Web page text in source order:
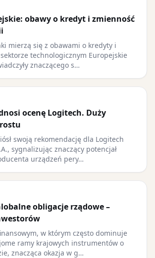
obawy o kredyt i zmienność
mierzą się z obawami o kredyty i
technologicznym Europejskie
znaczącego s…
ocenę Logitech. Duży
swoją rekomendację dla Logitech
sygnalizując znaczący potencjał
urządzeń pery…
obligacje rządowe –
w którym często dominuje
ramy krajowych instrumentów o
znacząca okazja w g…